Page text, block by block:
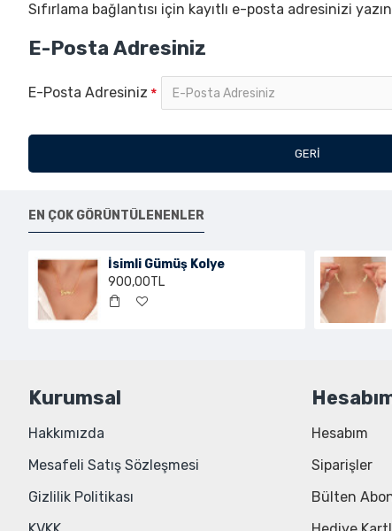
Sıfırlama bağlantısı için kayıtlı e-posta adresinizi
E-Posta Adresiniz
E-Posta Adresiniz
GERI
EN ÇOK GÖRÜNTÜLENENLER
İsimli Gümüş Kolye
900,00TL
Kurumsal
Hakkımızda
Mesafeli Satış Sözleşmesi
Gizlilik Politikası
Hesabım
Siparişler
Bülten